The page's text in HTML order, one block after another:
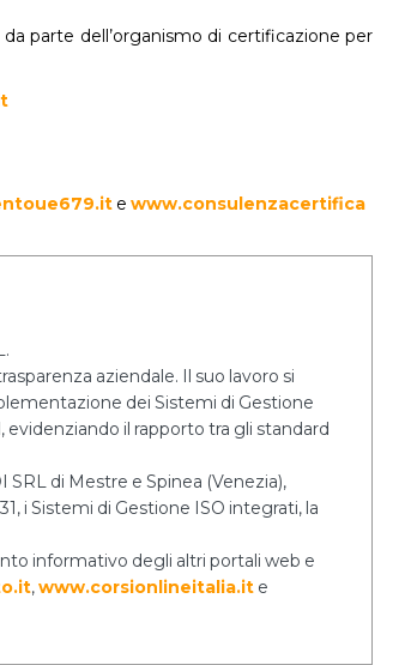
parte dell’organismo di certificazione per
e www.consulenzacertifica
aziendale. Il suo lavoro si
dei Sistemi di Gestione
evidenziando il rapporto tra gli standard
di Mestre e Spinea (Venezia),
i Sistemi di Gestione ISO integrati, la
informativo degli altri portali web e
,www.corsionlineitalia.it e